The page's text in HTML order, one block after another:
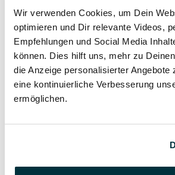
Wir verwenden Cookies, um Dein
optimieren und Dir relevante Videos,
Empfehlungen und Social Media
können. Dies hilft uns, mehr zu
die Anzeige personalisierter Angebote
eine kontinuierliche Verbesserung
ermöglichen.
Hundefutter und Wasser im
besonders geachtet werden?
Hunde
17 August 2022
Was dürfen Katzen nicht essen?
Katzen